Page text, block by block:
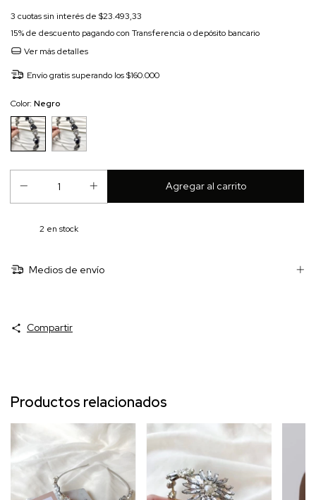
3 cuotas sin interés de $23.493,33
15% de descuento pagando con Transferencia o depósito bancario
Ver más detalles
Envío gratis superando los$160.000
Color: Negro
2 en stock
Medios de envío
Compartir
Productos relacionados